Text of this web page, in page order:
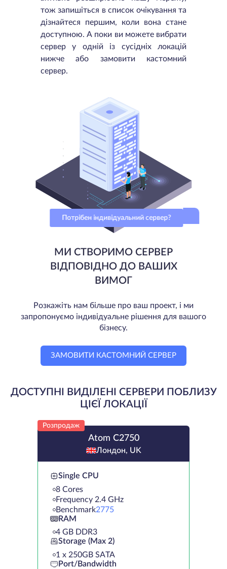
тож запишіться в список очікування та
дізнайтеся першим, коли вона стане
доступною. А поки ви можете вибрати
сервер у одній із сусідніх локацій
нижче або замовити кастомний
сервер.
Потрібен індивідуальний сервер?
МИ СТВОРИМО СЕРВЕР
ВІДПОВІДНО ДО ВАШИХ
ВИМОГ
Розкажіть нам більше про ваш проект, і ми
запропонуємо індивідуальне рішення для вашого
бізнесу.
ЗАМОВИТИ КАСТОМНИЙ СЕРВЕР
ДОСТУПНІ ВИДІЛЕНІ СЕРВЕРИ ПОБЛИЗУ
ЦІЄЇ ЛОКАЦІЇ
Розпродаж
Atom C2750
Лондон, UK
Single CPU
8 Cores
Frequency 2.4 GHz
Benchmark2775
RAM
4 GB DDR3
Storage (Max 2)
1 х 250GB SATA
Port/Bandwidth